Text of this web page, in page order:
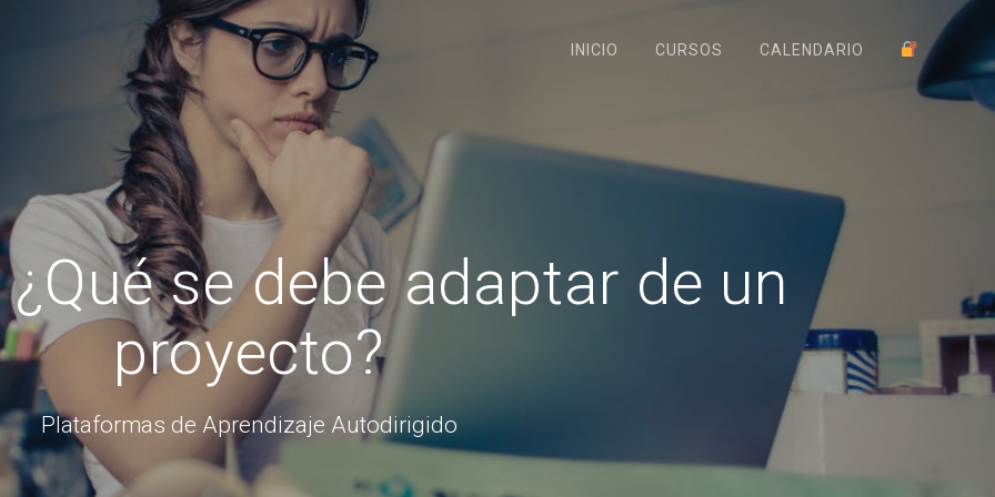
INICIO CURSOS CALENDARIO
se debe adaptar de un
proyecto?
Plataformas de Aprendizaje Autodirigido